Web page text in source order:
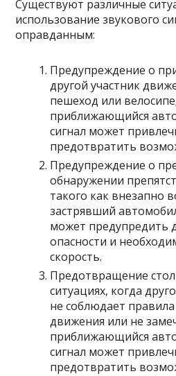
Существуют различные
использование звукового
оправданным:
Предупреждение о
другой участник
пешеход или
приближающийся
сигнал может
предотвратить
Предупреждение о
обнаружении
такого как внезапно
застрявший
может предупредить
опасности и
скорость.
Предотвращение
ситуациях, когда
не соблюдает
движения или не
приближающийся
сигнал может
предотвратить